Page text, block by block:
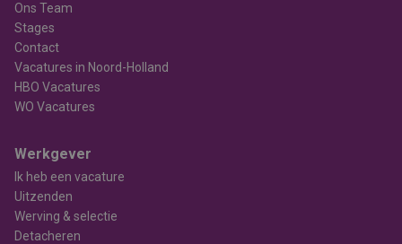
Ons Team
Stages
Contact
Vacatures in Noord-Holland
HBO Vacatures
WO Vacatures
Werkgever
Ik heb een vacature
Uitzenden
Werving & selectie
Detacheren